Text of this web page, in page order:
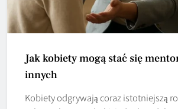
Jak kobiety mogą stać się
innych
Kobiety odgrywają coraz istotniejszą